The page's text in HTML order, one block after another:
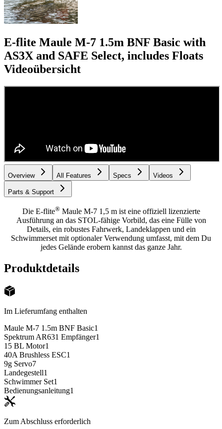
E-flite Maule M-7 1.5m BNF Basic with
AS3X and SAFE Select, includes Floats
Videoübersicht
Overview All Features Specs Videos
Parts & Support
Die E-flite®Maule M-7 1,5 m ist eine offiziell lizenzierte
Ausführung an das STOL-fähige Vorbild, das eine Fülle von
Details, ein robustes Fahrwerk, Landeklappen und ein
Schwimmerset mit optionaler Verwendung umfasst, mit dem Du
jedes Gelände erobern kannst das ganze Jahr.
Produktdetails
Im Lieferumfang enthalten
Maule M-7 1.5m BNF Basic1
Spektrum AR631 Empfänger1
15 BL Motor1
40A Brushless ESC1
9g Servo7
Landegestell1
Schwimmer Set1
Bedienungsanleitung1
Zum Abschluss erforderlich